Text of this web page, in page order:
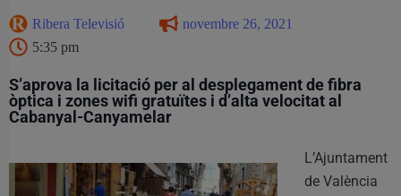
Ribera Televisió
novembre 26, 2021
5:35 pm
S’aprova la licitació per al desplegament de fibra
òptica i zones wifi gratuïtes i d’alta velocitat al
Cabanyal-Canyamelar
L’Ajuntament
de València